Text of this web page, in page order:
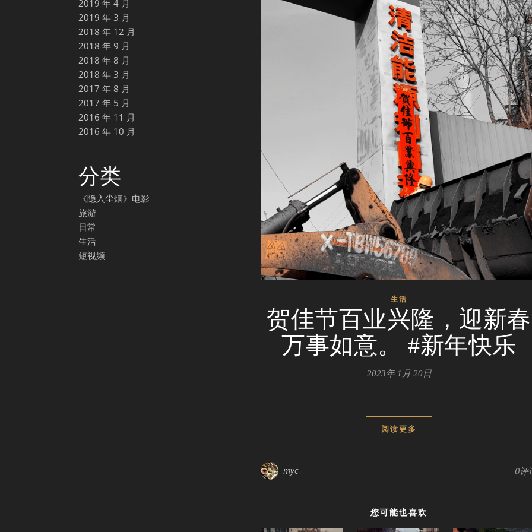
2019 年 4 月
2019 年 3 月
2018 年 12 月
2018 年 9 月
2018 年 8 月
2018 年 3 月
2017 年 8 月
2017 年 5 月
2016 年 11 月
2016 年 10 月
分类
《隐入尘烟》电影
旅游
日常
生活
短视频
生活
贺佳节百业兴隆，​迎新春
万事如意。 #新年快乐
2023年 1月 20日
阅读更多
myc 0评
您可能也喜欢